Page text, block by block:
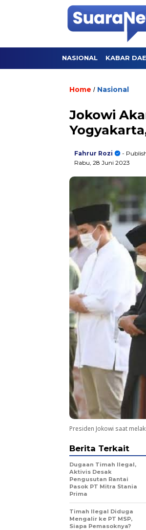
NASIONAL KABAR
Home / Nasional
Jokowi
Fahrur Rozi
-
Rabu, 28 Juni 2023
Presiden Jokowi saat
Berita Terkait
Dugaan Timah Ilegal,
Aktivis Desak
Pengusutan Rantai
Pasok PT Mitra Stania
Prima
Timah Ilegal Diduga
Mengalir ke PT MSP,
Siapa Pemasoknya?